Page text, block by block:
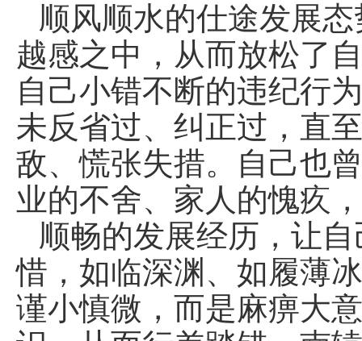
顺风顺水的仕途发展
越感之中，从而放松了
自己小错不断的违纪行
未反省过、纠正过，直
敌、慌张失措。自己也
业的不舍、家人的愧疚
顺畅的发展经历，让
惜，如临深渊、如履薄
谨小慎微，而是麻痹大